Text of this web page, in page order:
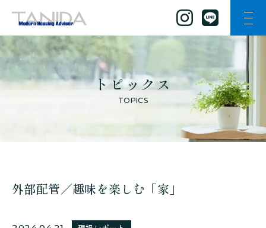
谷田工務店のトップページへ移動
ナビ
トピックス
TOPICS
外部配管／趣味を楽しむ「家」